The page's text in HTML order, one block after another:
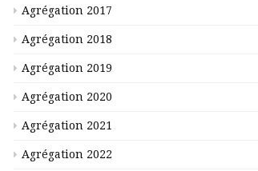
Agrégation 2017
Agrégation 2018
Agrégation 2019
Agrégation 2020
Agrégation 2021
Agrégation 2022